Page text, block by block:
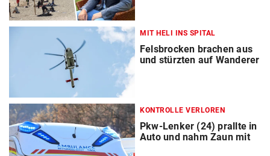
MIT HELI INS SPITAL
Felsbrocken brachen aus
und stürzten auf Wanderer
KONTROLLE VERLOREN
Pkw-Lenker (24) prallte in
Auto und nahm Zaun mit